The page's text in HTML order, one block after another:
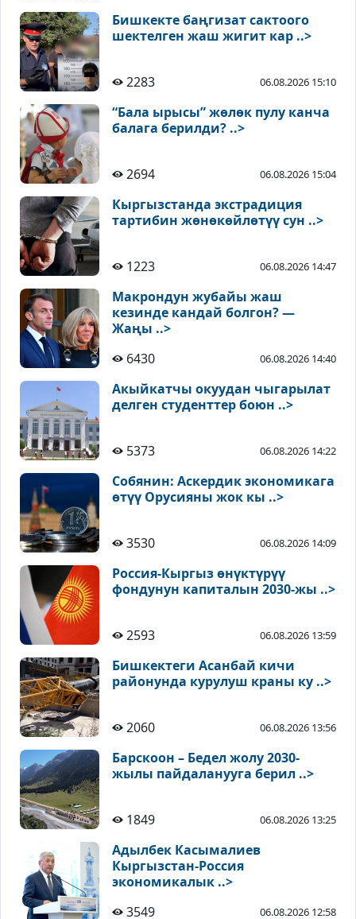
Бишкекте баңгизат сактоого
шектелген жаш жигит кар ..>
2283 06.08.2026 15:10
“Бала ырысы” жөлөк пулу канча
балага берилди? ..>
2694 06.08.2026 15:04
Кыргызстанда экстрадиция
тартибин жөнөкөйлөтүү сун ..>
1223 06.08.2026 14:47
Макрондун жубайы жаш
кезинде кандай болгон? —
Жаңы ..>
6430
06.08.2026 14:40
Акыйкатчы окуудан чыгарылат
делген студенттер боюн ..>
5373 06.08.2026 14:22
Собянин: Аскердик экономикага
өтүү Орусияны жок кы ..>
3530 06.08.2026 14:09
Россия-Кыргыз өнүктүрүү
фондунун капиталын 2030-жы ..>
2593 06.08.2026 13:59
Бишкектеги Асанбай кичи
районунда курулуш краны ку ..>
2060 06.08.2026 13:56
Барскоон – Бедел жолу 2030-
жылы пайдаланууга берил ..>
1849 06.08.2026 13:25
Адылбек Касымалиев
Кыргызстан-Россия
экономикалык ..>
3549
06.08.2026 12:58